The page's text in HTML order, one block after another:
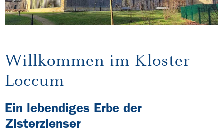
Willkommen im Kloster
Loccum
Ein lebendiges Erbe der
Zisterzienser